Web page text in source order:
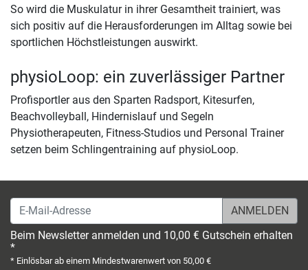
So wird die Muskulatur in ihrer Gesamtheit trainiert, was
sich positiv auf die Herausforderungen im Alltag sowie bei
sportlichen Höchstleistungen auswirkt.
physioLoop: ein zuverlässiger Partner
Profisportler aus den Sparten Radsport, Kitesurfen,
Beachvolleyball, Hindernislauf und Segeln
Physiotherapeuten, Fitness-Studios und Personal Trainer
setzen beim Schlingentraining auf physioLoop.
E-Mail-Adresse
Beim Newsletter anmelden und 10,00 € Gutschein erhalten
*
* Einlösbar ab einem Mindestwarenwert von 50,00 €